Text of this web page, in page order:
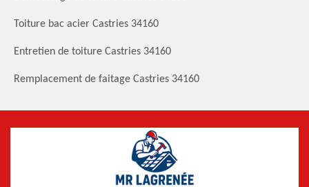
Toiture bac acier Castries 34160
Entretien de toiture Castries 34160
Remplacement de faitage Castries 34160